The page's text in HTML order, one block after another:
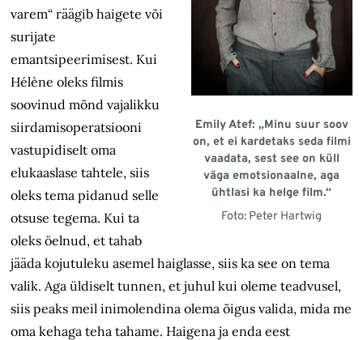
Emily Atef: „Minu suur soov
on, et ei kardetaks seda filmi
vaadata, sest see on küll
väga emotsionaalne, aga
ühtlasi ka helge film.“
Foto: Peter Hartwig
varem“ räägib haigete või
surijate
emantsipeerimisest. Kui
Hélène oleks filmis
soovinud mõnd vajalikku
siirdamisoperatsiooni
vastupidiselt oma
elukaaslase tahtele, siis
oleks tema pidanud selle
otsuse tegema. Kui ta
oleks öelnud, et tahab
jääda kojutuleku asemel haiglasse, siis ka see on tema
valik. Aga üldiselt tunnen, et juhul kui oleme teadvusel,
siis peaks meil inimolendina olema õigus valida, mida me
oma kehaga teha tahame. Haigena ja enda eest